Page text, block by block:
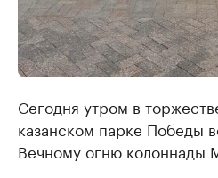
Сегодня утром в
казанском парке Победы
Вечному огню колоннады